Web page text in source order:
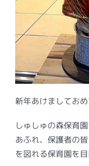
新年あけましてお
しゅしゅの森保育
あふれ、保護者の
を図れる保育園を目